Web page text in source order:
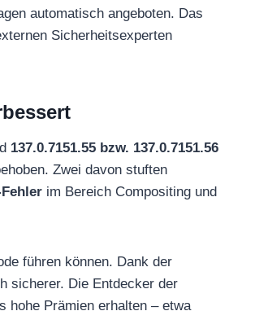
automatisch angeboten. Das
Sicherheitsexperten
137.0.7151.55 bzw. 137.0.7151.56
Zwei davon stuften
im Bereich Compositing und
führen können. Dank der
sicherer. Die Entdecker der
hohe Prämien erhalten – etwa